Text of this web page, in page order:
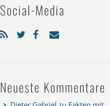
Social-Media
Neueste Kommentare